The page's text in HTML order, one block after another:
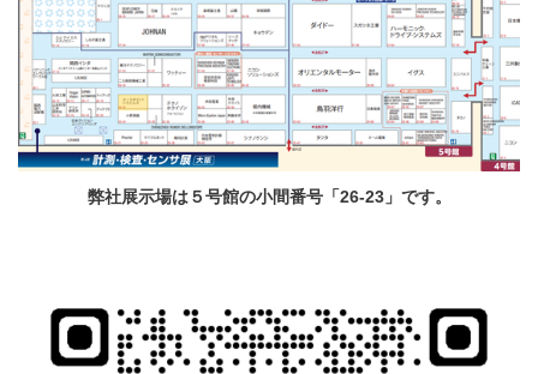
弊社展示場は５号館の小間番号「26-23」です。